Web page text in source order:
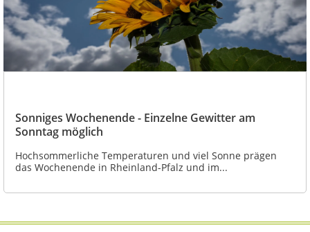
Sonniges Wochenende - Einzelne Gewitter am
Sonntag möglich
Hochsommerliche Temperaturen und viel Sonne prägen
das Wochenende in Rheinland-Pfalz und im...